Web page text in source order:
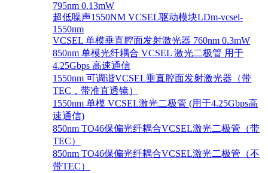
795nm 0.13mW
超低噪声1550NM VCSEL驱动模块LDm-vcsel-
1550nm
VCSEL 单模垂直腔面发射激光器 760nm 0.3mW
850nm 单模光纤耦合 VCSEL 激光二极管 用于
4.25Gbps 高速通信
1550nm 可调谐VCSEL垂直腔面发射激光器（带
TEC，带准直透镜）
1550nm 单模 VCSEL激光二极管 (用于4.25Gbps高
速通信)
850nm TO46保偏光纤耦合VCSEL激光二极管（带
TEC）
850nm TO46保偏光纤耦合VCSEL激光二极管（不
带TEC）